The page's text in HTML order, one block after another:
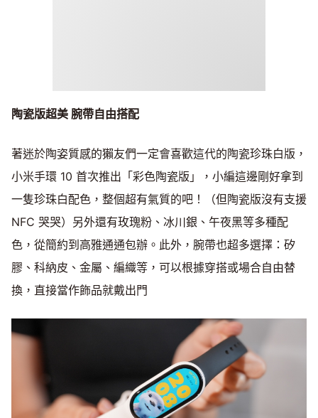
陶瓷版超美 腕帶自由搭配
著迷於陶姿質感的獺友們一定會喜歡這代的陶瓷珍珠白版，
小米手環 10 首次推出「彩色陶瓷版」，小編這邊剛好拿到
一隻珍珠白配色，整個超有氣質的吧！（但陶瓷版沒有支援
NFC 哭哭）另外還有玫瑰粉、冰川銀、午夜黑等多種配
色，從簡約到高雅通通包辦。此外，腕帶也超多選擇：矽
膠、科納皮、金屬、編織等，可以根據穿搭或場合自由替
換，直接當作飾品就戴出門